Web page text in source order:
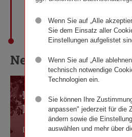
News-Ticker
Ringturm feiert
Lebensfreude
Der moldauische Biennale-
Wenn Sie auf „Alle
Sie dem Einsatz aller
Einstellungen aufgelistet
Wenn Sie auf „Alle
technisch notwendige
Technologien ein.
Sie können Ihre
anpassen" jederzeit für die
ändern sowie die
auswählen und mehr über